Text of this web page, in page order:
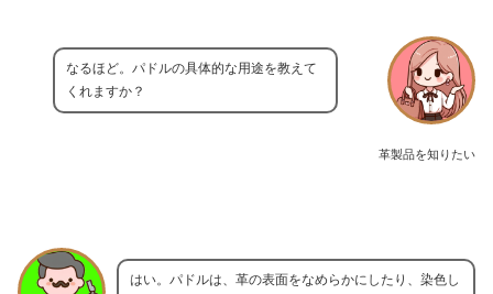
革製品を知りたい
なるほど。パドルの具体的な用途を教えて
くれますか？
はい。パドルは、革の表面をなめらかにしたり、染色し